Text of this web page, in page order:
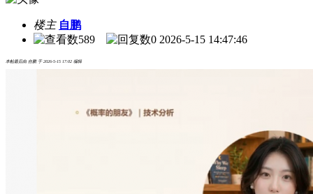
楼主 自鹏
589
0 2026-5-15 14:47:46
本帖最后由 自鹏 于 2026-5-15 17:02 编辑